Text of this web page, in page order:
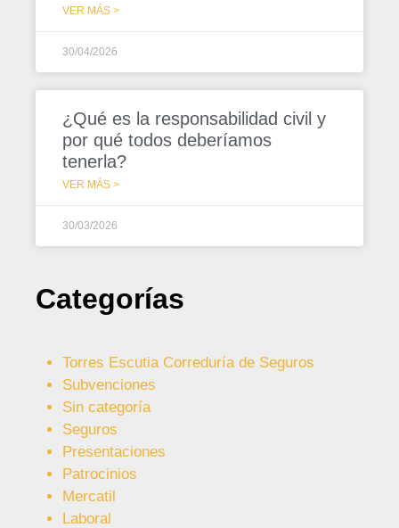
VER MÁS >
30/04/2026
¿Qué es la responsabilidad civil y
por qué todos deberíamos
tenerla?
VER MÁS >
30/03/2026
Categorías
Torres Escutia Correduría de Seguros
Subvenciones
Sin categoría
Seguros
Presentaciones
Patrocinios
Mercatil
Laboral